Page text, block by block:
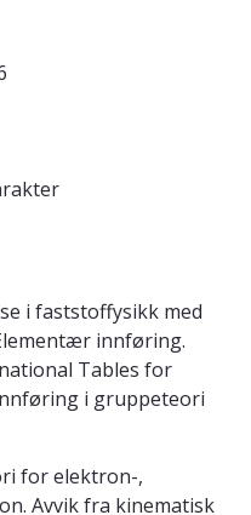
i faststoffysikk med
innføring.
Tables for
i gruppeteori
for elektron-,
Avvik fra kinematisk